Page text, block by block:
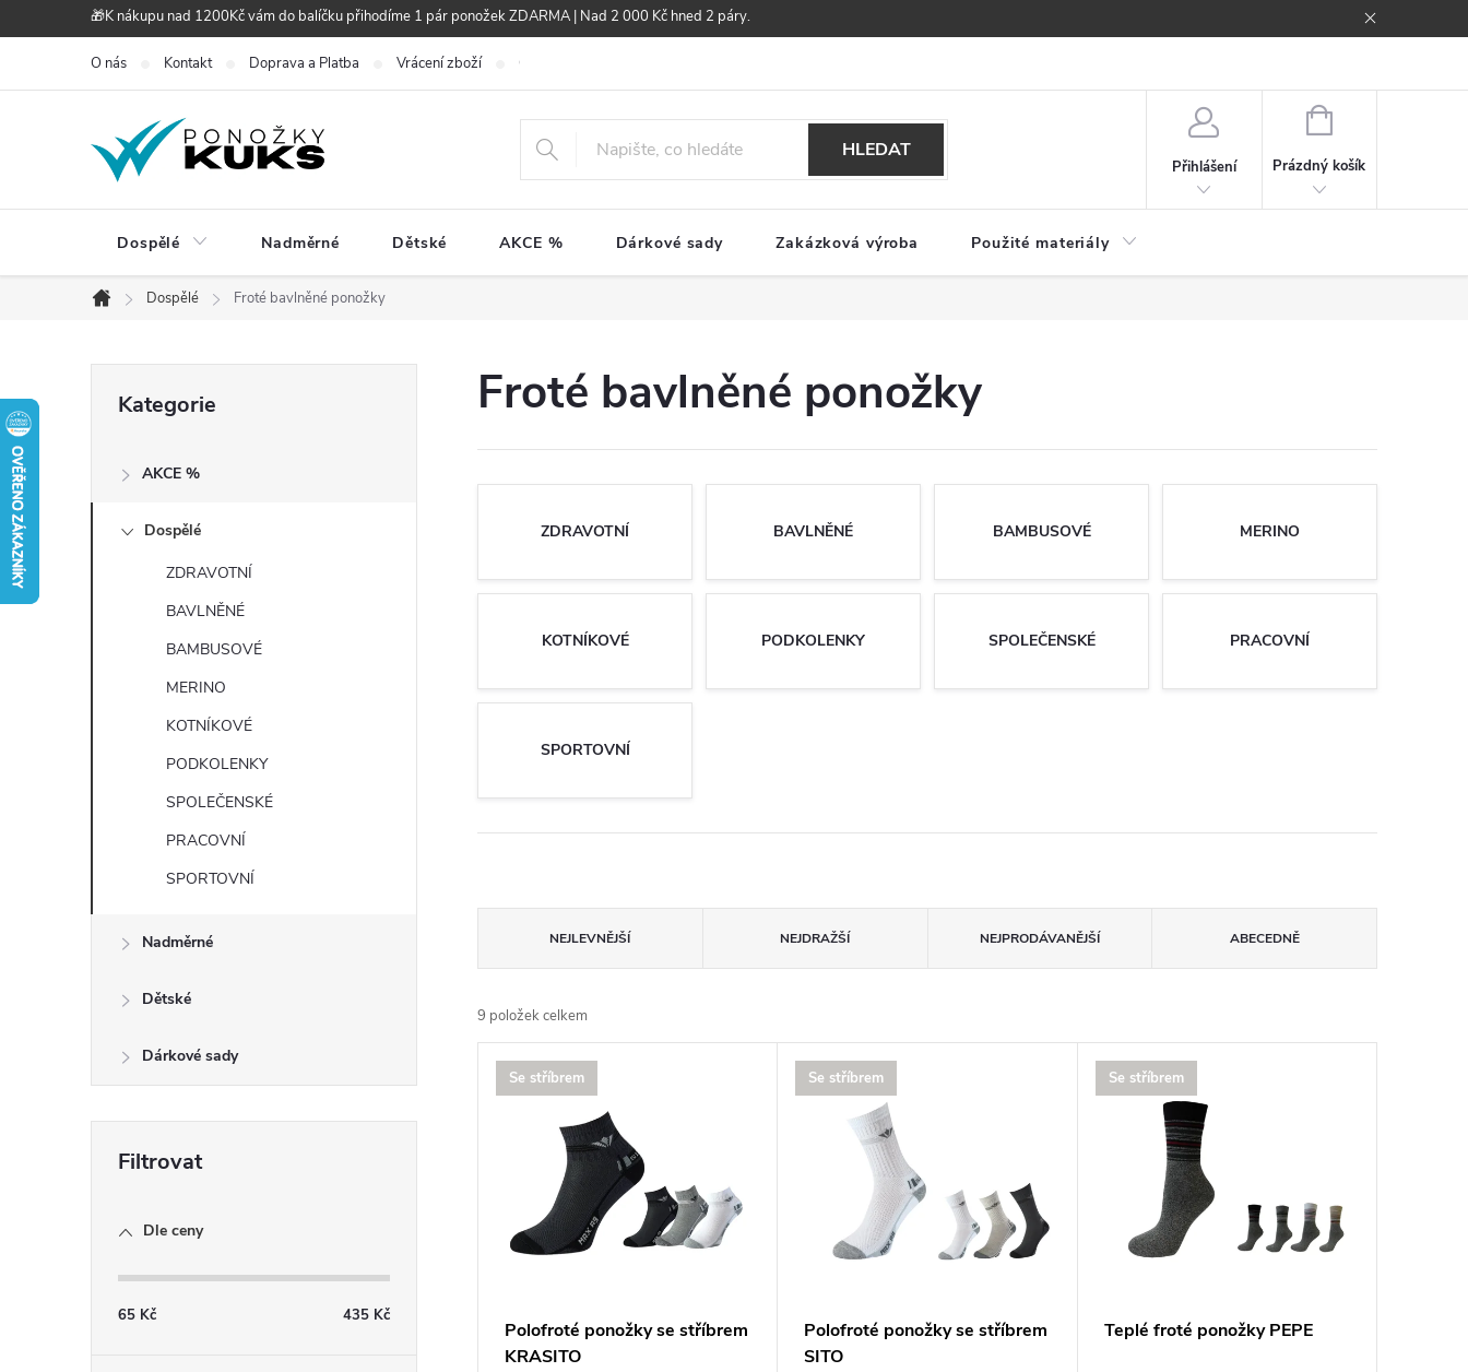
na
🎁K nákupu nad 1200Kč vám do balíčku přihodíme 1 pár ponožek ZDARMA | Nad 2 000 Kč hned 2 páry.
O nás Kontakt Doprava a Platba Vrácení zboží Obchodní podmínky
HLEDAT
Přihlášení
NÁKUPNÍ
Prázdný košík
Dospělé Nadměrné Dětské AKCE % Dárkové sady Zakázková výroba Použité materiály
Domů
Dospělé Froté bavlněné ponožky
s
l
kategorie
Kategorie
AKCE %
Dospělé
ZDRAVOTNÍ
BAVLNĚNÉ
BAMBUSOVÉ
MERINO
KOTNÍKOVÉ
PODKOLENKY
SPOLEČENSKÉ
PRACOVNÍ
SPORTOVNÍ
Nadměrné
Dětské
Dárkové sady
Dle ceny
65 Kč 435 Kč
Froté bavlněné ponožky
ZDRAVOTNÍ BAVLNĚNÉ BAMBUSOVÉ MERINO
KOTNÍKOVÉ PODKOLENKY SPOLEČENSKÉ PRACOVNÍ
SPORTOVNÍ
a
z
e
NEJLEVNĚJŠÍ NEJDRAŽŠÍ NEJPRODÁVANĚJŠÍ ABECEDNĚ
9 položek celkem
VSe stříbrem
Polofroté ponožky se stříbrem
KRASITO
Se stříbrem
Polofroté ponožky se stříbrem
SITO
Se stříbrem
Teplé froté ponožky PEPE